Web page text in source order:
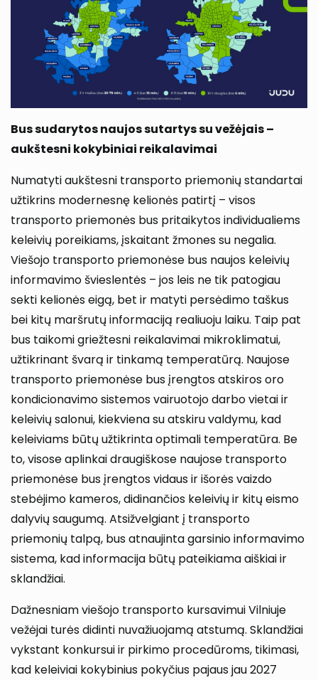
Bus sudarytos naujos sutartys su vežėjais –
aukštesni kokybiniai reikalavimai
Numatyti aukštesni transporto priemonių standartai
užtikrins modernesnę kelionės patirtį – visos
transporto priemonės bus pritaikytos individualiems
keleivių poreikiams, įskaitant žmones su negalia.
Viešojo transporto priemonėse bus naujos keleivių
informavimo švieslentės – jos leis ne tik patogiau
sekti kelionės eigą, bet ir matyti persėdimo taškus
bei kitų maršrutų informaciją realiuoju laiku. Taip pat
bus taikomi griežtesni reikalavimai mikroklimatui,
užtikrinant švarą ir tinkamą temperatūrą. Naujose
transporto priemonėse bus įrengtos atskiros oro
kondicionavimo sistemos vairuotojo darbo vietai ir
keleivių salonui, kiekviena su atskiru valdymu, kad
keleiviams būtų užtikrinta optimali temperatūra. Be
to, visose aplinkai draugiškose naujose transporto
priemonėse bus įrengtos vidaus ir išorės vaizdo
stebėjimo kameros, didinančios keleivių ir kitų eismo
dalyvių saugumą. Atsižvelgiant į transporto
priemonių talpą, bus atnaujinta garsinio informavimo
sistema, kad informacija būtų pateikiama aiškiai ir
sklandžiai.
Dažnesniam viešojo transporto kursavimui Vilniuje
vežėjai turės didinti nuvažiuojamą atstumą. Sklandžiai
vykstant konkursui ir pirkimo procedūroms, tikimasi,
kad keleiviai kokybinius pokyčius pajaus jau 2027